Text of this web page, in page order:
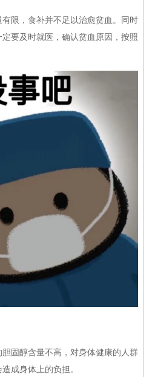
限，食补并不足以治愈贫血。同时
要及时就医，确认贫血原因，按照
固醇含量不高，对身体健康的人群
成身体上的负担。